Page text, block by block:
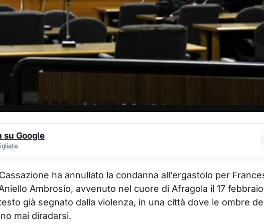
Google
ha annullato la condanna all’ergastolo per
Ambrosio, avvenuto nel cuore di Afragola il 17 febbraio
già segnato dalla violenza, in una città dove le ombre
mai diradarsi.